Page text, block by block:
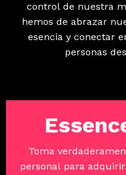
control de nuestra
hemos de abrazar
esencia y conectar
personas
Toma
personal para